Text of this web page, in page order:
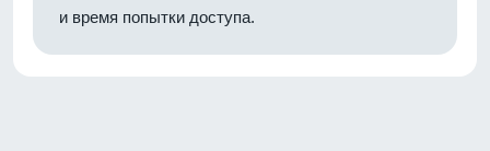
и время попытки доступа.